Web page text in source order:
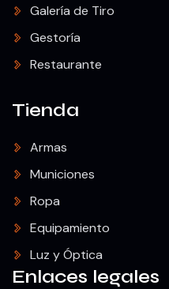
Galería de Tiro
Gestoría
Restaurante
Tienda
Armas
Municiones
Ropa
Equipamiento
Luz y Óptica
Enlaces legales